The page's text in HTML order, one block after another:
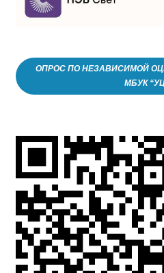
ОПРОС ПО НЕЗАВИСИМОЙ
МБУК